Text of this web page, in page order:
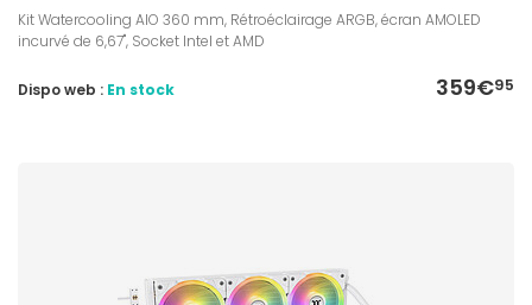
Kit Watercooling AIO 360 mm, Rétroéclairage ARGB, écran AMOLED
incurvé de 6,67", Socket Intel et AMD
359€95
Dispo web : En stock